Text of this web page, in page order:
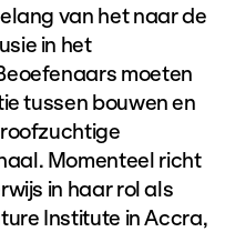
van het naar de
in het
moeten
tussen bouwen en
Momenteel richt
in haar rol als
Institute in Accra,